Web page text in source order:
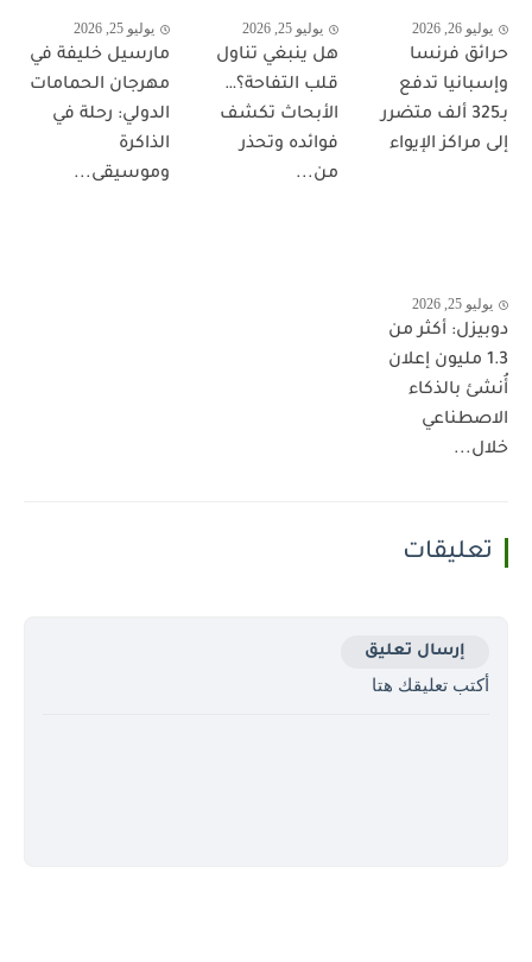
يوليو 26, 2026
حرائق فرنسا
وإسبانيا تدفع
بـ325 ألف متضرر
إلى مراكز الإيواء
يوليو 25, 2026
هل ينبغي تناول
قلب التفاحة؟…
الأبحاث تكشف
فوائده وتحذر
من...
يوليو 25, 2026
مارسيل خليفة في
مهرجان الحمامات
الدولي: رحلة في
الذاكرة
وموسيقى...
يوليو 25, 2026
دوبيزل: أكثر من
1.3 مليون إعلان
أُنشئ بالذكاء
الاصطناعي
خلال...
تعليقات
إرسال تعليق
أكتب تعليقك هتا